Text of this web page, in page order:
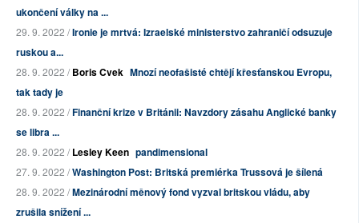
ukončení války na ...
29. 9. 2022 /Ironie je mrtvá: Izraelské ministerstvo zahraničí odsuzuje
ruskou a...
28. 9. 2022 /Boris Cvek Mnozí neofašisté chtějí křesťanskou Evropu,
tak tady je
28. 9. 2022 /Finanční krize v Británii: Navzdory zásahu Anglické banky
se libra ...
28. 9. 2022 /Lesley Keen pandimensional
27. 9. 2022 /Washington Post: Britská premiérka Trussová je šílená
28. 9. 2022 /Mezinárodní měnový fond vyzval britskou vládu, aby
zrušila snížení ...